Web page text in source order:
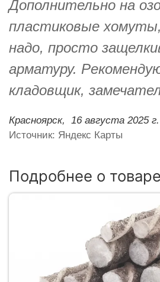
Дополнительно на
пластиковые
надо, просто
арматуру.
кладовщик,
Красноярск,
16 августа 2025 г.
Источник: Яндекс Карты
Подробнее о товаре